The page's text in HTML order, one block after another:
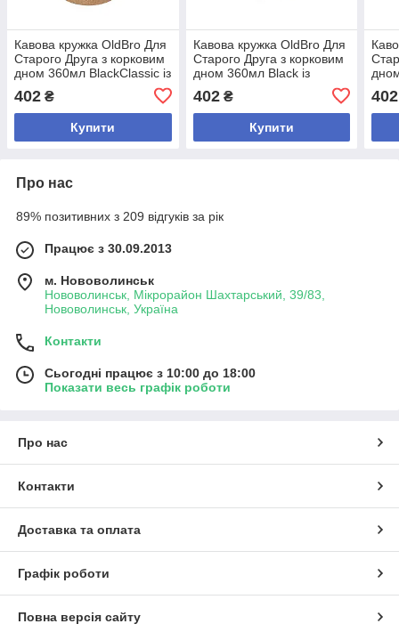
Кавова кружка OldBro Для
Старого Друга з корковим
дном 360мл BlackClassic із
подвійними стінками
402 ₴
Купити
Кавова кружка OldBro Для
Старого Друга з корковим
дном 360мл Black із
подвійними стінками
402₴
Купити
402
Про нас
89% позитивних з 209 відгуків за рік
Працює з 30.09.2013
м. Нововолинськ
Нововолинськ, Мікрорайон Шахтарський, 39/83,
Нововолинськ, Україна
Контакти
Сьогодні працює з 10:00 до 18:00
Показати весь графік роботи
Про нас
Контакти
Доставка та оплата
Графік роботи
Повна версія сайту